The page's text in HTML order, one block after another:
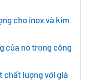
cho inox và kim
của nó trong công
chất lượng với giá